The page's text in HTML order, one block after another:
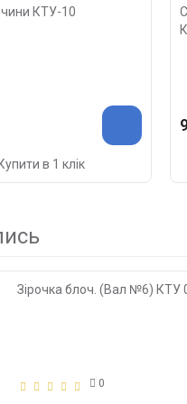
КТУ-10
в 1 клік
Зірочка блоч. (Вал №6) КТУ
0